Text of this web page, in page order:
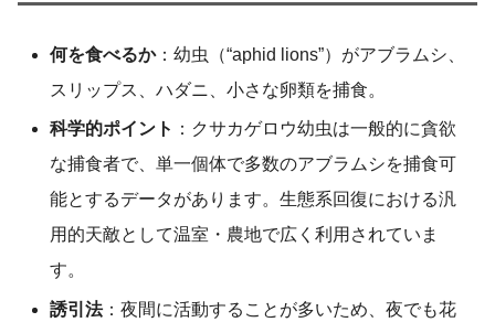
何を食べるか：幼虫（“aphid lions”）がアブラムシ、
スリップス、ハダニ、小さな卵類を捕食。
科学的ポイント ：クサカゲロウ幼虫は一般的に貪欲
な捕食者で、単一個体で多数のアブラムシを捕食可
能とするデータがあります。生態系回復における汎
用的天敵として温室・農地で広く利用されていま
す。
誘引法：夜間に活動することが多いため、夜でも花